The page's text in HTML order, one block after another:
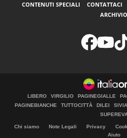
CONTENUTI SPECIALI CONTATTACI
ARCHIVIO
LIBERO VIRGILIO PAGINEGIALLE
PAGINEBIANCHE
TUTTOCITTÀ DILEI
Chi siamo Note Legali Privacy
Aiuto